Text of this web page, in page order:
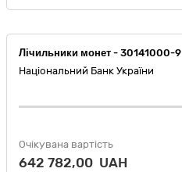
Лічильники монет - 30141000-9
Національний Банк України
Очікувана вартість
642 782,00 UAH